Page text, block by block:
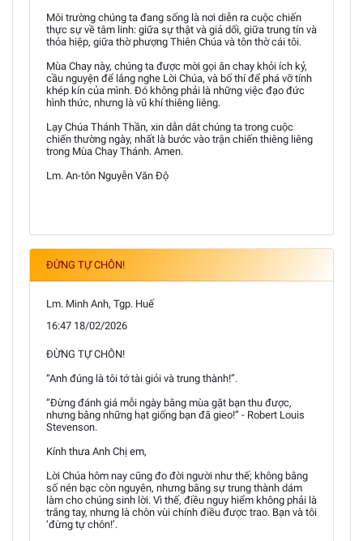
Môi trường chúng ta đang sống là nơi diễn ra cuộc chiến
thực sự về tâm linh: giữa sự thật và giả dối, giữa trung tín và
thỏa hiệp, giữa thờ phượng Thiên Chúa và tôn thờ cái tôi.
Mùa Chay này, chúng ta được mời gọi ăn chay khỏi ích kỷ,
cầu nguyện để lắng nghe Lời Chúa, và bố thí để phá vỡ tính
khép kín của mình. Đó không phải là những việc đạo đức
hình thức, nhưng là vũ khí thiêng liêng.
Lạy Chúa Thánh Thần, xin dẫn dắt chúng ta trong cuộc
chiến thường ngày, nhất là bước vào trận chiến thiêng liêng
trong Mùa Chay Thánh. Amen.
Lm. An-tôn Nguyễn Văn Độ
ĐỪNG TỰ CHÔN!
Lm. Minh Anh, Tgp. Huế
16:47 18/02/2026
ĐỪNG TỰ CHÔN!
“Anh đúng là tôi tớ tài giỏi và trung thành!”.
“Đừng đánh giá mỗi ngày bằng mùa gặt bạn thu được,
nhưng bằng những hạt giống bạn đã gieo!” - Robert Louis
Stevenson.
Kính thưa Anh Chị em,
Lời Chúa hôm nay cũng đo đời người như thế; không bằng
số nén bạc còn nguyên, nhưng bằng sự trung thành dám
làm cho chúng sinh lời. Vì thế, điều nguy hiểm không phải là
trắng tay, nhưng là chôn vùi chính điều được trao. Bạn và tôi
‘đừng tự chôn!’.